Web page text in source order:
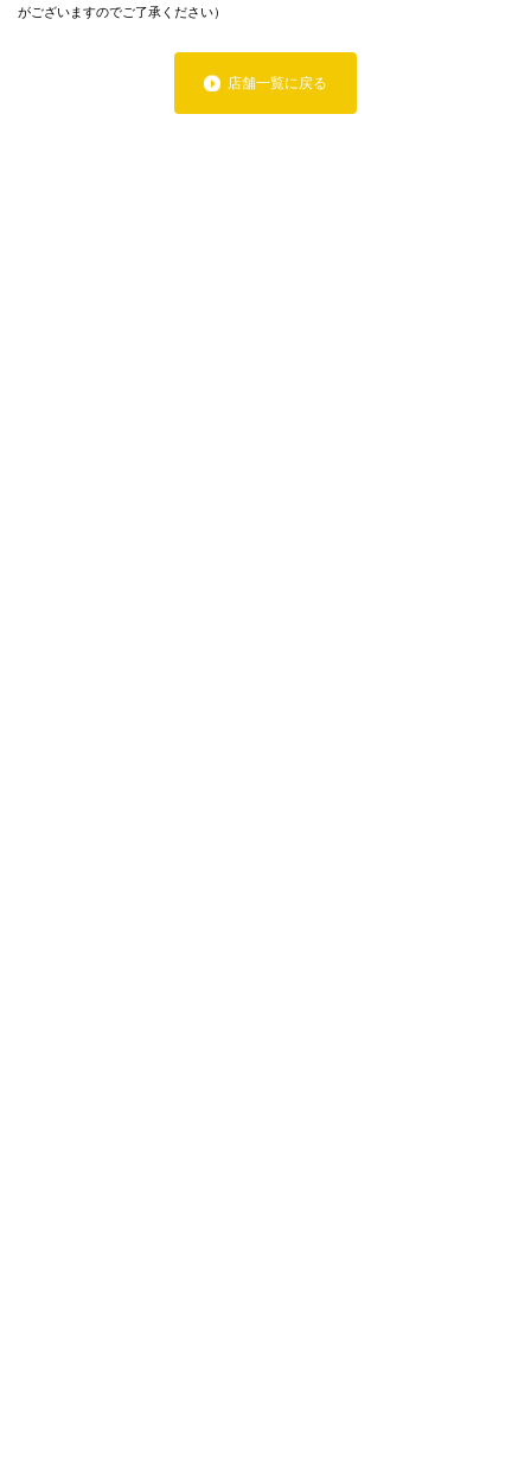
がございますのでご了承ください）
店舗一覧に戻る